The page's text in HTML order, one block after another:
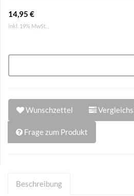
14,95 €
inkl. 19% MwSt. ,
Wunschzettel
Frage zum Produkt
Beschreibung